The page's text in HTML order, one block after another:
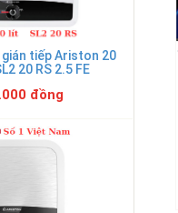
tiếp Ariston 20
20 RS 2.5 FE
đồng